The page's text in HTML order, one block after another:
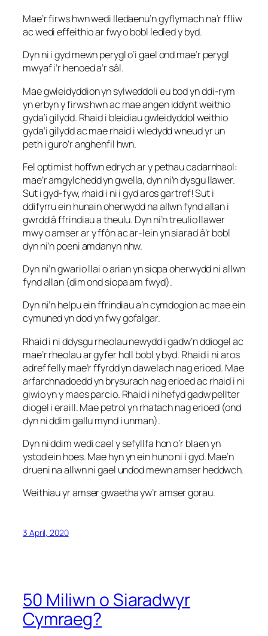
Mae’r firws hwn wedi lledaenu’n gyflymach na’r ffliw
ac wedi effeithio ar fwy o bobl ledled y byd.
Dyn ni i gyd mewn perygl o’i gael ond mae’r perygl
mwyaf i’r henoed a’r sâl.
Mae gwleidyddion yn sylweddoli eu bod yn ddi-rym
yn erbyn y firws hwn ac mae angen iddynt weithio
gyda’i gilydd. Rhaid i bleidiau gwleidyddol weithio
gyda’i gilydd ac mae rhaid i wledydd wneud yr un
peth i guro’r anghenfil hwn.
Fel optimist hoffwn edrych ar y pethau cadarnhaol:
mae’r amgylchedd yn gwella, dyn ni’n dysgu llawer.
Sut i gyd-fyw, rhaid i ni i gyd aros gartref! Sut i
ddifyrru ein hunain oherwydd na allwn fynd allan i
gwrdd â ffrindiau a theulu. Dyn ni’n treulio llawer
mwy o amser ar y ffôn ac ar-lein yn siarad â’r bobl
dyn ni’n poeni amdanyn nhw.
Dyn ni’n gwario llai o arian yn siopa oherwydd ni allwn
fynd allan (dim ond siopa am fwyd).
Dyn ni’n helpu ein ffrindiau a’n cymdogion ac mae ein
cymuned yn dod yn fwy gofalgar.
Rhaid i ni ddysgu rheolau newydd i gadw’n ddiogel ac
mae’r rheolau ar gyfer holl bobl y byd. Rhaid i ni aros
adref felly mae’r ffyrdd yn dawelach nag erioed. Mae
arfarchnadoedd yn brysurach nag erioed ac rhaid i ni
giwio yn y maes parcio. Rhaid i ni hefyd gadw pellter
diogel i eraill. Mae petrol yn rhatach nag erioed (ond
dyn ni ddim gallu mynd i unman).
Dyn ni ddim wedi cael y sefyllfa hon o’r blaen yn
ystod ein hoes. Mae hyn yn ein huno ni i gyd. Mae’n
drueni na allwn ni gael undod mewn amser heddwch.
Weithiau yr amser gwaetha yw’r amser gorau.
3 April, 2020
50 Miliwn o Siaradwyr
Cymraeg?